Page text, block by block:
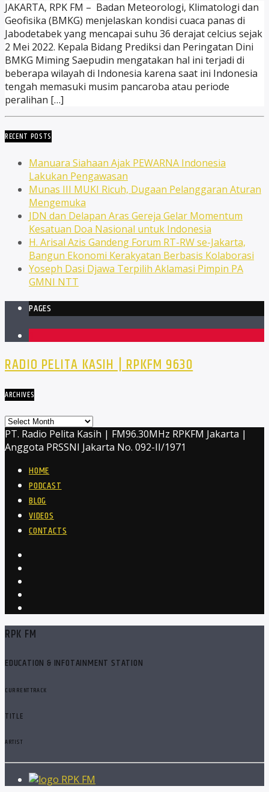
JAKARTA, RPK FM – Badan Meteorologi, Klimatologi dan
Geofisika (BMKG) menjelaskan kondisi cuaca panas di
Jabodetabek yang mencapai suhu 36 derajat celcius sejak
2 Mei 2022. Kepala Bidang Prediksi dan Peringatan Dini
BMKG Miming Saepudin mengatakan hal ini terjadi di
beberapa wilayah di Indonesia karena saat ini Indonesia
tengah memasuki musim pancaroba atau periode
peralihan […]
RECENT POSTS
Manuara Siahaan Ajak PEWARNA Indonesia
Lakukan Pengawasan
Munas III MUKI Ricuh, Dugaan Pelanggaran Aturan
Mengemuka
JDN dan Delapan Aras Gereja Gelar Momentum
Kesatuan Doa Nasional untuk Indonesia
H. Arisal Azis Gandeng Forum RT-RW se-Jakarta,
Bangun Ekonomi Kerakyatan Berbasis Kolaborasi
Yoseph Dasi Djawa Terpilih Aklamasi Pimpin PA
GMNI NTT
PAGES
RADIO PELITA KASIH | RPKFM 9630
ARCHIVES
Archives
PT. Radio Pelita Kasih | FM96.30MHz RPKFM Jakarta |
Anggota PRSSNI Jakarta No. 092-II/1971
HOME
PODCAST
BLOG
VIDEOS
CONTACTS
RPK FM
EDUCATION & INFOTAINMENT STATION
CURRENT TRACK
TITLE
ARTIST
RPK FM